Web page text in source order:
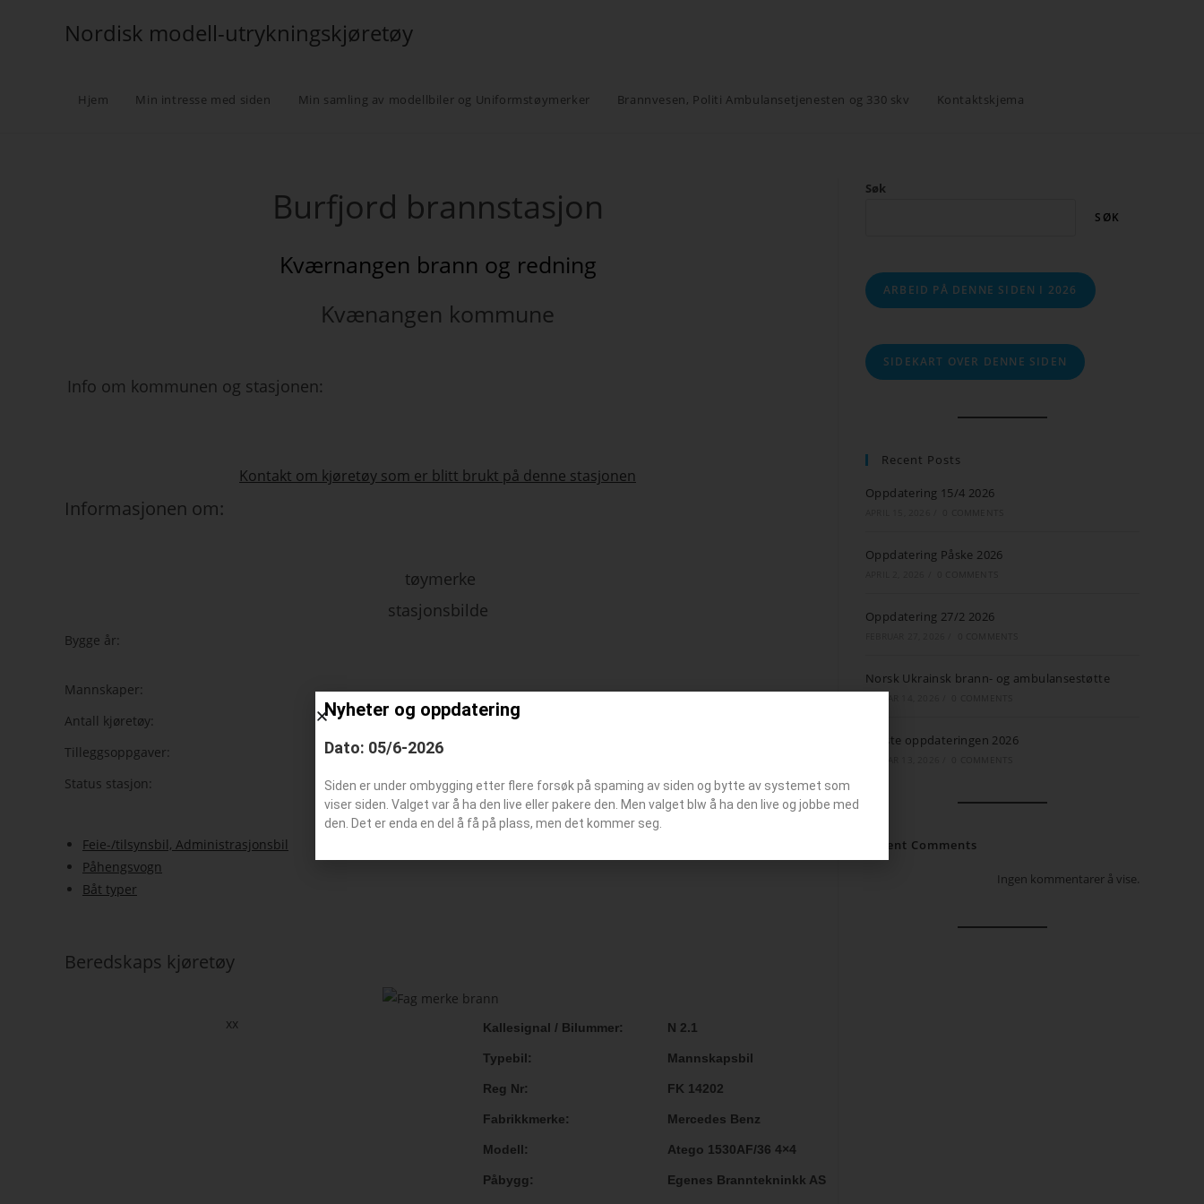
Nordisk modell-utrykningskjøretøy
Hjem Min intresse med siden Min samling av modellbiler og Uniformstøymerker Brannvesen, Politi Ambulansetjenesten og 330 skv Kontaktskjema
Burfjord brannstasjon
Kværnangen brann og redning
Kvænangen kommune
Info om kommunen og stasjonen:
Kontakt om kjøretøy som er blitt brukt på denne stasjonen
Informasjonen om:
tøymerke
stasjonsbilde
Bygge år:
Mannskaper:
Antall kjøretøy:
Tilleggsoppgaver:
Status stasjon:
Feie-/tilsynsbil, Administrasjonsbil
Påhengsvogn
Båt typer
Beredskaps kjøretøy
xx Kallesignal / Bilummer N 2.1
Typebil Mannskapsbil
Reg Nr FK 14202
Fabrikkmerke Mercedes Benz
Modell Atego 1530AF/36 4×4
Påbygg Egenes Branntekninkk AS
Søk
SØK
ARBEID PÅ DENNE SIDEN I 2026
SIDEKART OVER DENNE SIDEN
Recent Posts
Oppdatering 15/4 2026
Oppdatering Påske 2026
Oppdatering 27/2 2026
Norsk Ukrainsk brann- og ambulansestøtte
Første oppdateringen 2026
Recent Comments
Ingen kommentarer å vise.
Nyheter og oppdatering
Dato: 05/6-2026
Siden er under ombygging etter flere forsøk på spaming av siden og bytte av systemet som
viser siden. Valget var å ha den live eller pakere den. Men valget blw å ha den live og jobbe med
den. Det er enda en del å få på plass, men det kommer seg.